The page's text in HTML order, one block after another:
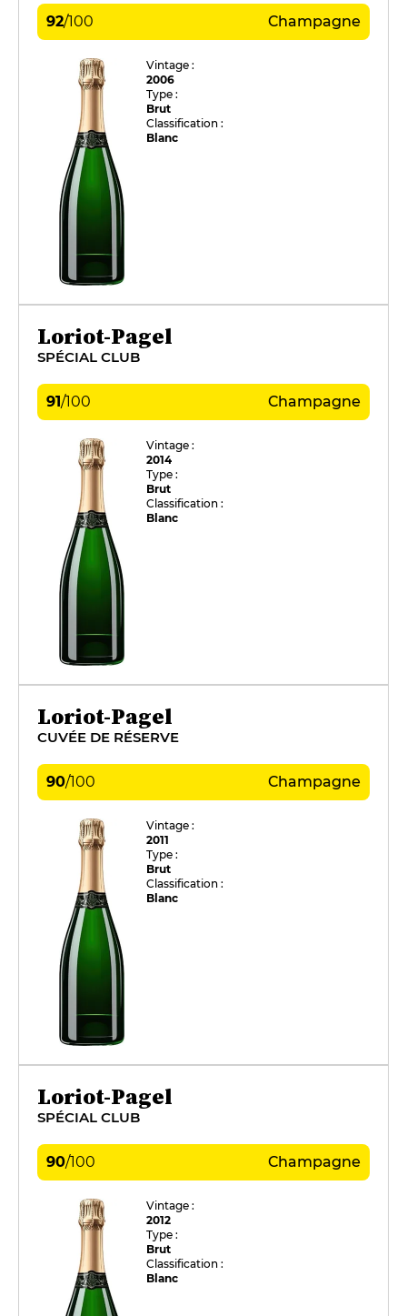
92/100 Champagne
Vintage :
2006
Type :
Brut
Classification :
Blanc
Loriot-Pagel
SPÉCIAL CLUB
91/100 Champagne
Vintage :
2014
Type :
Brut
Classification :
Blanc
Loriot-Pagel
CUVÉE DE RÉSERVE
90/100 Champagne
Vintage :
2011
Type :
Brut
Classification :
Blanc
Loriot-Pagel
SPÉCIAL CLUB
90/100 Champagne
Vintage :
2012
Type :
Brut
Classification :
Blanc